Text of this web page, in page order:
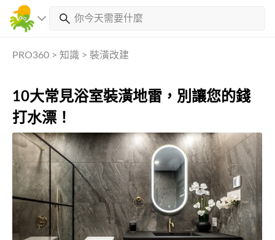
PRO360 > 知識 > 裝潢改建
10大常見浴室裝潢地雷，別讓您的錢
打水漂！